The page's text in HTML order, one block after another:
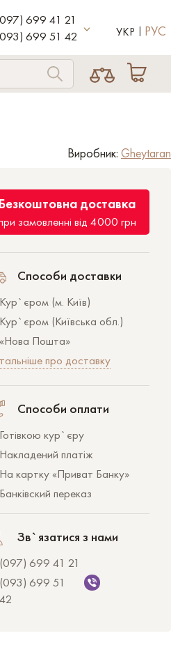
699 41 21
699 51 42
УКР РУС
Виробник: Gheytaran
Безкоштовна доставка
замовленні від 4000 грн
Способи доставки
Кур`єром (м. Київ)
Кур`єром (Київська обл.)
«Нова Пошта»
про доставку
Способи оплати
Готівкою кур`єру
Накладений платіж
На картку «Приват Банку»
Банківский переказ
Зв`язатися з нами
(097) 699 41 21
(093) 699 51
42